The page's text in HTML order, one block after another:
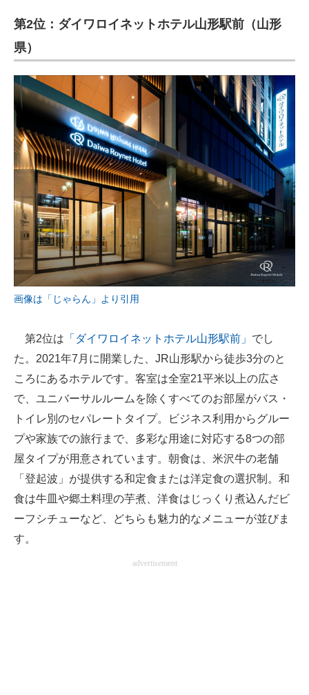
第2位：ダイワロイネットホテル山形駅前（山形
県）
画像は「じゃらん」より引用
第2位は 「ダイワロイネットホテル山形駅前」 でし
た。2021年7月に開業した、JR山形駅から徒歩3分のと
ころにあるホテルです。客室は全室21平米以上の広さ
で、ユニバーサルルームを除くすべてのお部屋がバス・
トイレ別のセパレートタイプ。ビジネス利用からグルー
プや家族での旅行まで、多彩な用途に対応する8つの部
屋タイプが用意されています。朝食は、米沢牛の老舗
「登起波」が提供する和定食または洋定食の選択制。和
食は牛皿や郷土料理の芋煮、洋食はじっくり煮込んだビ
ーフシチューなど、どちらも魅力的なメニューが並びま
す。
advertisement